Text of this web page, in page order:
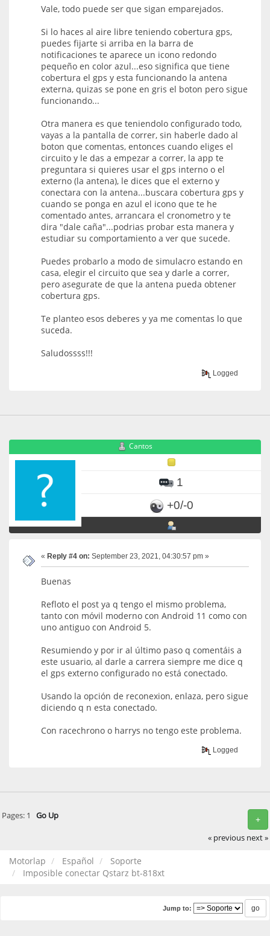
Vale, todo puede ser que sigan emparejados.
Si lo haces al aire libre teniendo cobertura gps,
puedes fijarte si arriba en la barra de
notificaciones te aparece un icono redondo
pequeño en color azul...eso significa que tiene
cobertura el gps y esta funcionando la antena
externa, quizas se pone en gris el boton pero sigue
funcionando...
Otra manera es que teniendolo configurado todo,
vayas a la pantalla de correr, sin haberle dado al
boton que comentas, entonces cuando eliges el
circuito y le das a empezar a correr, la app te
preguntara si quieres usar el gps interno o el
externo (la antena), le dices que el externo y
conectara con la antena...buscara cobertura gps y
cuando se ponga en azul el icono que te he
comentado antes, arrancara el cronometro y te
dira "dale caña"...podrias probar esta manera y
estudiar su comportamiento a ver que sucede.
Puedes probarlo a modo de simulacro estando en
casa, elegir el circuito que sea y darle a correr,
pero asegurate de que la antena pueda obtener
cobertura gps.
Te planteo esos deberes y ya me comentas lo que
suceda.
Saludossss!!!
Logged
Cantos
1
+0/-0
« Reply #4 on: September 23, 2021, 04:30:57 pm »
Buenas
Refloto el post ya q tengo el mismo problema,
tanto con móvil moderno con Android 11 como con
uno antiguo con Android 5.
Resumiendo y por ir al último paso q comentáis a
este usuario, al darle a carrera siempre me dice q
el gps externo configurado no está conectado.
Usando la opción de reconexion, enlaza, pero sigue
diciendo q n esta conectado.
Con racechrono o harrys no tengo este problema.
Logged
+
Pages: 1 Go Up
« previous next »
Motorlap Español
Soporte
Imposible conectar Qstarz bt-818xt
Jump to: